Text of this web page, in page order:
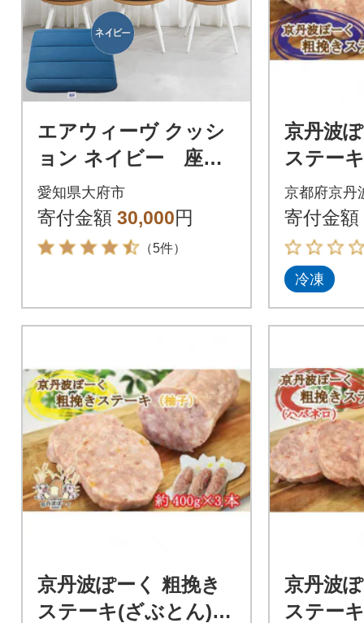
エアウィーヴ クッシ
ョン ネイビー 座布
団 ざぶとん 洗える
愛知県大府市
寄付金額 30,000円
（5件）
京丹波
ステー
レーン
京都府京丹
寄付金額
冷凍
京丹波ぽーく 粗挽き
ステーキ(ざぶとん)柚
京丹波
ステー